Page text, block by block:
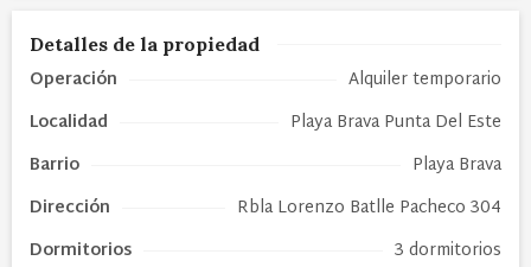
Detalles de la propiedad
Operación
Alquiler temporario
Localidad
Playa Brava Punta Del Este
Barrio
Playa Brava
Dirección
Rbla Lorenzo Batlle Pacheco 304
Dormitorios
3 dormitorios